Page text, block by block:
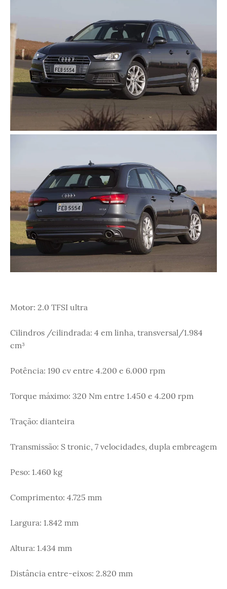
Motor: 2.0 TFSI ultra
Cilindros /cilindrada: 4 em linha, transversal/1.984
cm³
Potência: 190 cv entre 4.200 e 6.000 rpm
Torque máximo: 320 Nm entre 1.450 e 4.200 rpm
Tração: dianteira
Transmissão: S tronic, 7 velocidades, dupla embreagem
Peso: 1.460 kg
Comprimento: 4.725 mm
Largura: 1.842 mm
Altura: 1.434 mm
Distância entre-eixos: 2.820 mm